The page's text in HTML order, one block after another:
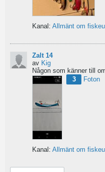
Kanal: Allmänt om
Zalt 14
av Kig
3
Foton
Kanal: Allmänt om